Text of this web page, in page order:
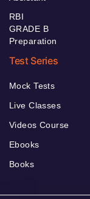
RBI
GRADE B
Preparation
Test Series
Mock Tests
Live Classes
Videos Course
Ebooks
Books